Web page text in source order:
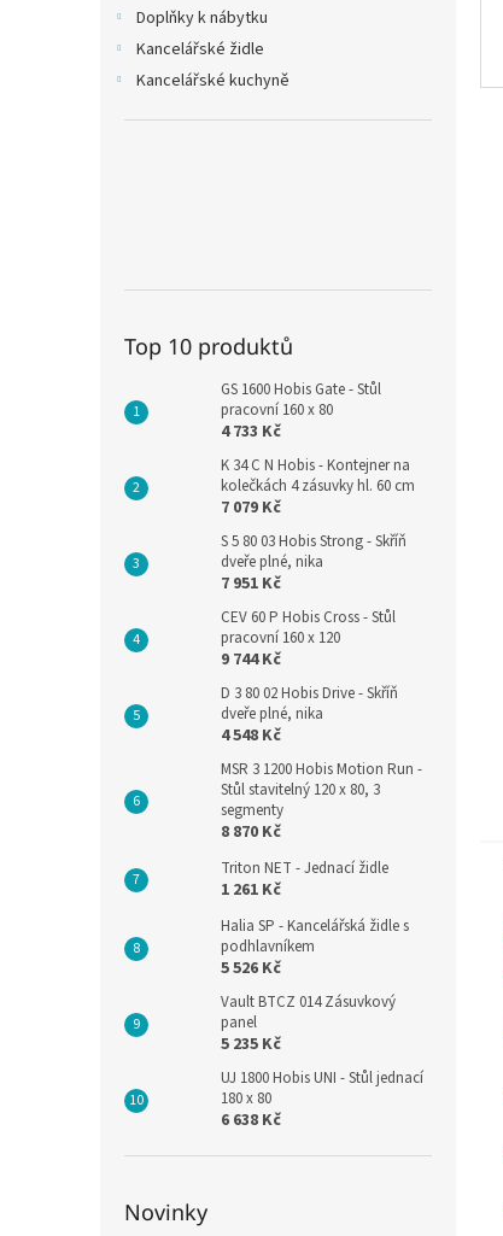
Doplňky k nábytku
Kancelářské židle
Kancelářské kuchyně
Top 10 produktů
GS 1600 Hobis Gate - Stůl
pracovní 160 x 80
4 733 Kč
K 34 C N Hobis - Kontejner na
kolečkách 4 zásuvky hl. 60 cm
7 079 Kč
S 5 80 03 Hobis Strong - Skříň
dveře plné, nika
7 951 Kč
CEV 60 P Hobis Cross - Stůl
pracovní 160 x 120
9 744 Kč
D 3 80 02 Hobis Drive - Skříň
dveře plné, nika
4 548 Kč
MSR 3 1200 Hobis Motion Run -
Stůl stavitelný 120 x 80, 3
segmenty
8 870 Kč
Triton NET - Jednací židle
1 261 Kč
Halia SP - Kancelářská židle s
podhlavníkem
5 526 Kč
Vault BTCZ 014 Zásuvkový
panel
5 235 Kč
UJ 1800 Hobis UNI - Stůl jednací
180 x 80
6 638 Kč
Novinky